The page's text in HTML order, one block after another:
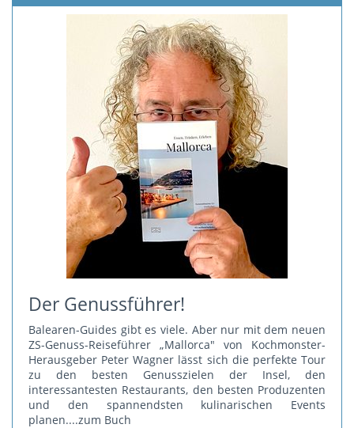
Der Genussführer!
Balearen-Guides gibt es viele. Aber nur mit dem neuen
ZS-Genuss-Reiseführer „Mallorca" von Kochmonster-
Herausgeber Peter Wagner lässt sich die perfekte Tour
zu den besten Genusszielen der Insel, den
interessantesten Restaurants, den besten Produzenten
und den spannendsten kulinarischen Events
planen....zum Buch